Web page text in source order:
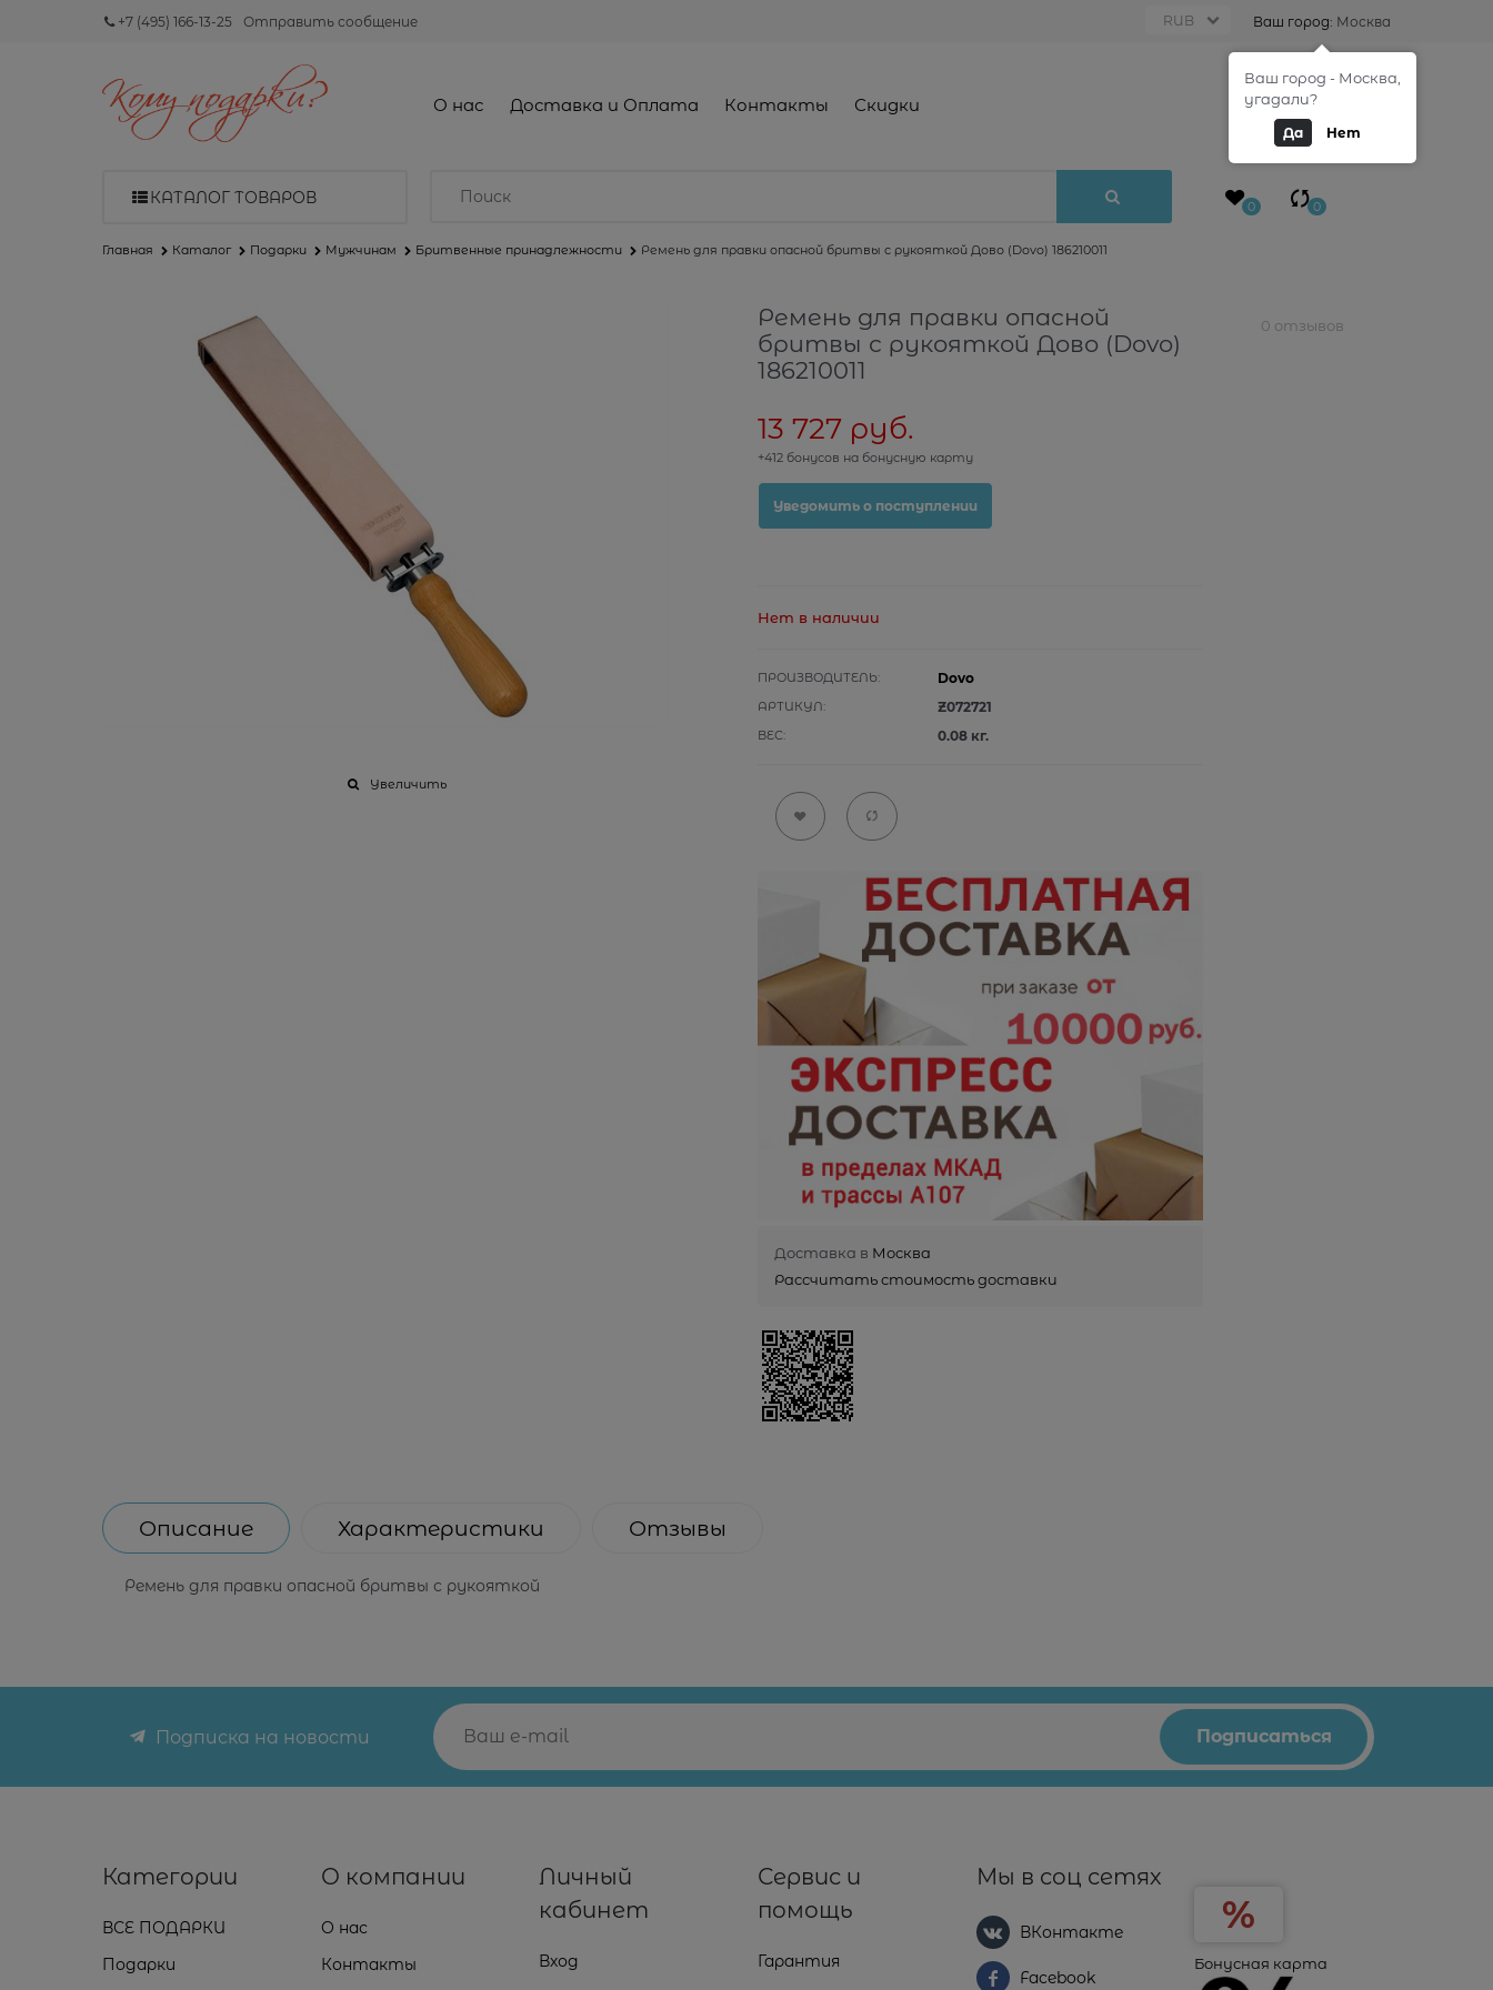
+7 (495) 166-13-25 Отправить сообщение Ваш город: Москва
О нас Доставка и Оплата Контакты Скидки
0
КАТАЛОГ ТОВАРОВ 0 0
Главная Каталог Подарки Мужчинам Бритвенные принадлежности Ремень для правки опасной бритвы с рукояткой Дово (Dovo) 186210011
Увеличить
Ремень для правки опасной
бритвы с рукояткой Дово (Dovo)
186210011
13 727 руб.
+412 бонусов на бонусную карту
Уведомить о поступлении
Нет в наличии
ПРОИЗВОДИТЕЛЬ: Dovo
АРТИКУЛ: Z072721
ВЕС: 0.08кг.
Доставка в Москва
Рассчитать стоимость доставки
0 отзывов
Описание Характеристики Отзывы
Ремень для правки опасной бритвы с рукояткой
Подписка на новости
Категории
ВСЕ ПОДАРКИ
Подарки
О компании
О нас
Контакты
Личный
кабинет
Вход
Сервис и
помощь
Гарантия
Мы в соц сетях
ВКонтакте
Facebook
Бонусная карта
Ваш город - Москва,
угадали?
Да Нет